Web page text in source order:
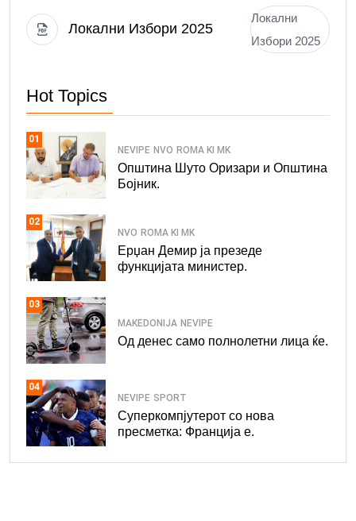
Локални Избори 2025
Локални
Избори 2025
Hot Topics
01
NEVIPE NVO ROMA KI MK
Општина Шуто Оризари и Општина
Бојник.
02
NVO ROMA KI MK
Ерџан Демир ја презеде
функцијата министер.
03
MAKEDONIJA NEVIPE
Од денес само полнолетни лица ќе.
04
NEVIPE SPORT
Суперкомпјутерот со нова
пресметка: Франција е.